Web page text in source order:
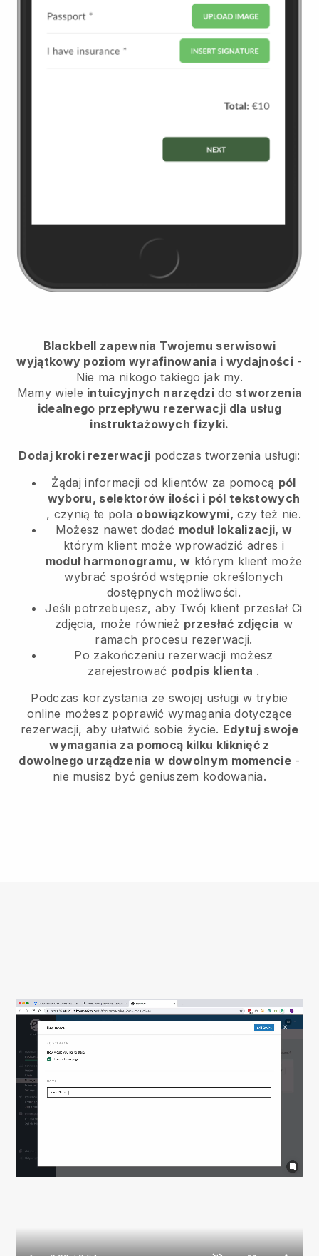
Blackbell zapewnia Twojemu serwisowi
wyjątkowy poziom wyrafinowania i wydajności -
Nie ma nikogo takiego jak my.
Mamy wiele intuicyjnych narzędzido stworzenia
idealnego przepływu rezerwacji dla usług
instruktażowych fizyki.
Dodaj kroki rezerwacji podczas tworzenia usługi:
Żądaj informacji od klientów za pomocą pól
wyboru, selektorów ilości i pól tekstowych
, czynią te pola obowiązkowymi, czy też nie.
Możesz nawet dodać moduł lokalizacji, w
którym klient może wprowadzić adres i
moduł harmonogramu, w którym klient może
wybrać spośród wstępnie określonych
dostępnych możliwości.
Jeśli potrzebujesz, aby Twój klient przesłał Ci
zdjęcia, może również przesłać zdjęcia w
ramach procesu rezerwacji.
Po zakończeniu rezerwacji możesz
zarejestrować podpis klienta .
Podczas korzystania ze swojej usługi w trybie
online możesz poprawić wymagania dotyczące
rezerwacji, aby ułatwić sobie życie. Edytuj swoje
wymagania za pomocą kilku kliknięć z
dowolnego urządzenia w dowolnym momencie -
nie musisz być geniuszem kodowania.